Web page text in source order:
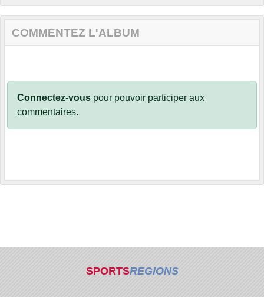
COMMENTEZ L'ALBUM
Connectez-vous pour pouvoir participer aux
commentaires.
SPORTSREGIONS